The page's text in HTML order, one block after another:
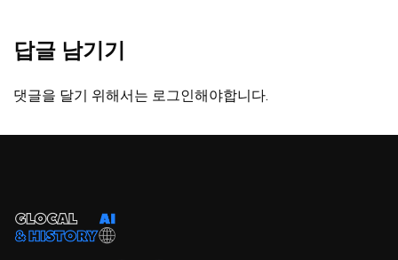
답글 남기기
댓글을 달기 위해서는 로그인해야합니다.